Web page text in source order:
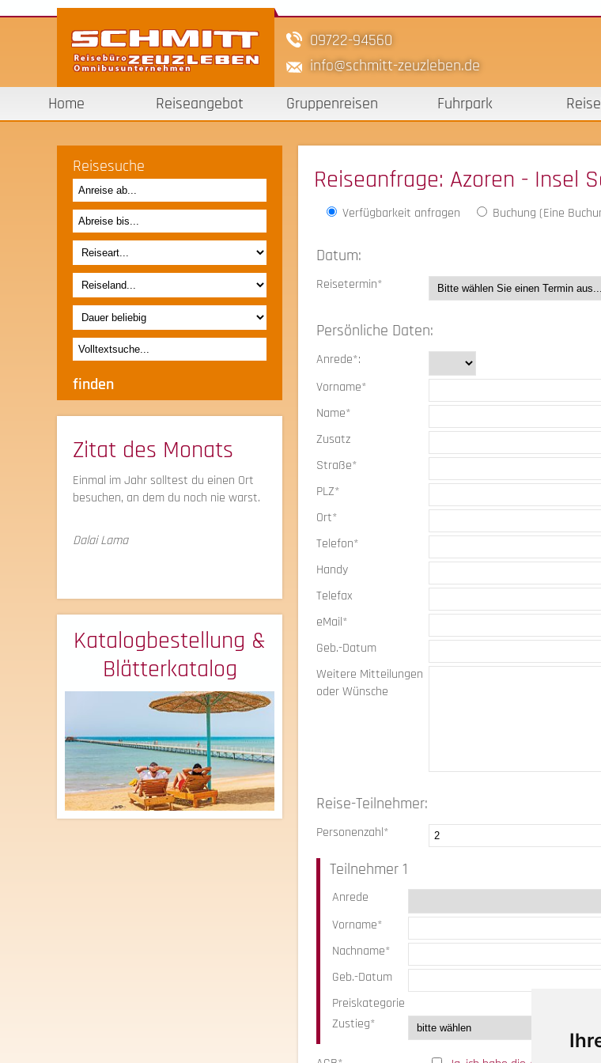
09722-94560
info schmitt-zeuzleben.de
Home
Reiseangebot Gruppenreisen Fuhrpark
Reisesuche
Zitat des Monats
Einmal im Jahr solltest du einen Ort
besuchen, an dem du noch nie warst.
Dalai Lama
Katalogbestellung &
Blätterkatalog
Reiseanfrage: Azoren - Insel
Verfügbarkeit anfragen Buchung (Eine
Datum:
Reisetermin*
Persönliche Daten:
Anrede*:
Vorname*
Name*
Zusatz
Straße*
PLZ*
Ort*
Telefon*
Handy
Telefax
eMail*
Geb.-Datum
Weitere Mitteilungen
oder Wünsche
Reise-Teilnehmer:
Personenzahl*
Teilnehmer 1
Anrede
Vorname*
Nachname*
Geb.-Datum
Preiskategorie
Zustieg*